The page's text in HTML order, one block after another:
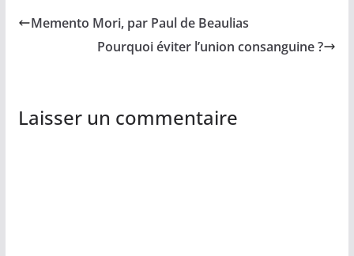
Memento Mori, par Paul de Beaulias
Pourquoi éviter l’union consanguine ?
Laisser un commentaire